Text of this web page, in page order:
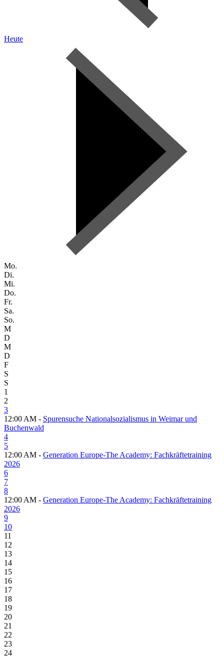
Heute
Mo.
Di.
Mi.
Do.
Fr.
Sa.
So.
M
D
M
D
F
S
S
1
2
3
12:00 AM - Spurensuche Nationalsozialismus in Weimar und
Buchenwald
4
5
12:00 AM - Generation Europe-The Academy: Fachkräftetraining
2026
6
7
8
12:00 AM - Generation Europe-The Academy: Fachkräftetraining
2026
9
10
11
12
13
14
15
16
17
18
19
20
21
22
23
24